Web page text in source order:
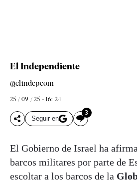
El Independiente
@elindepcom
25 / 09 / 25 - 16: 24
Seguir en
3
El Gobierno de Israel ha
barcos militares por parte de
escoltar a los barcos de la